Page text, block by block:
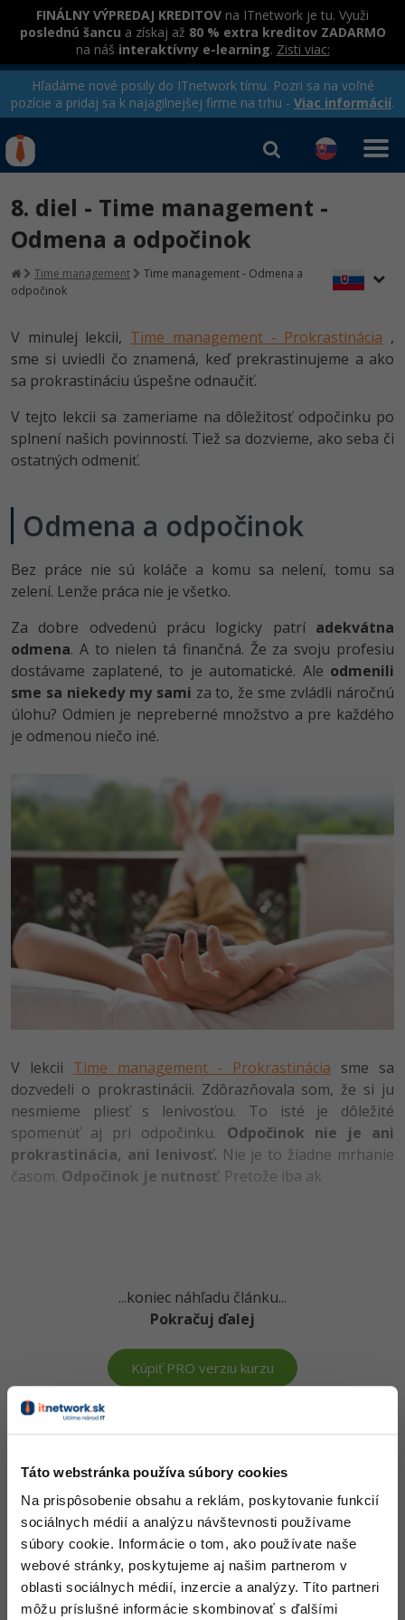
Táto webstránka používa súbory cookies
Na prispôsobenie obsahu a reklám, poskytovanie funkcií
sociálnych médií a analýzu návštevnosti používame
súbory cookie. Informácie o tom, ako používate naše
webové stránky, poskytujeme aj našim partnerom v
oblasti sociálnych médií, inzercie a analýzy. Títo partneri
môžu príslušné informácie skombinovať s ďalšími
FINÁLNY VÝPREDAJ KREDITOV na ITnetwork je tu. Využi
poslednú šancu a získaj až 80 % extra kreditov ZADARMO
na náš interaktívny e-learning. Zisti viac:
Hľadáme nové posily do ITnetwork tímu. Pozri sa na voľné
pozície a pridaj sa k najagilnejšej firme na trhu - Viac informácií.
Rekvalifikačné kurzy
hradené úradom práce
Kurzy programovania
Java -80%
C# .NET -80%
Python -80%
JavaScript
Swift -80%
Kotlin -80%
Céčko -80%
VB.NET
Algoritmy -41%
Umelá inteligencia
Pre deti
Viac
Testovanie softvéru
Marketing -30%
WordPress
-30%
UX
Copywriting -30%
MS Office -80%
Google Dokumenty
Time management
Siete
Kybernetická bezpečnost
Elektronický podpis
Windows
HTML/CSS -80%
Photoshop -80%
Adobe Illustrator -80%
Adobe After Effects
Blender -80%
Inkscape
Video
Ostatné
Fórum
Príbehy absolventov
Blog
Médiá
Kariéra
Prihlásiť sa Registrovať
8. diel - Time management -
Odmena a odpočinok
Time management
Time management - Odmena a
odpočinok
V minulej lekcii, Time management - Prokrastinácia ,
sme si uviedli čo znamená, keď prekrastinujeme a ako
sa prokrastináciu úspešne odnaučiť.
V tejto lekcii sa zameriame na dôležitosť odpočinku po
splnení našich povinností. Tiež sa dozvieme, ako seba či
ostatných odmeniť.
Odmena a odpočinok
Bez práce nie sú koláče a komu sa nelení, tomu sa
zelení. Lenže práca nie je všetko.
Za dobre odvedenú prácu logicky patrí adekvátna
odmena. A to nielen tá finančná. Že za svoju profesiu
dostávame zaplatené, to je automatické. Ale odmenili
sme sa niekedy my sami za to, že sme zvládli náročnú
úlohu? Odmien je nepreberné množstvo a pre každého
je odmenou niečo iné.
V lekcii Time management - Prokrastinácia sme sa
dozvedeli o prokrastinácii. Zdôrazňovala som, že si ju
nesmieme pliesť s lenivosťou. To isté je dôležité
spomenúť aj pri odpočinku. Odpočinok nie je ani
prokrastinácia, ani lenivosť. Nie je to žiadne mrhanie
časom. Odpočinok je nutnosť. Pretože iba ak
...koniec náhľadu článku...
Pokračuj ďalej
Kúpiť PRO verziu kurzu
Vedomosti v hodnote stoviek tisíc získaš za pár eur
Došiel si až sem a to je super! Veríme, že ti prvé lekcie
ukázali niečo nového a užitočného.
Chceš v kurze pokračovať? Prejdi do
prémiové sekcie
Obsah článku spadá pod licenciuPremium, kúpou článku súhlasíš
sozmluvnými podmienkami.